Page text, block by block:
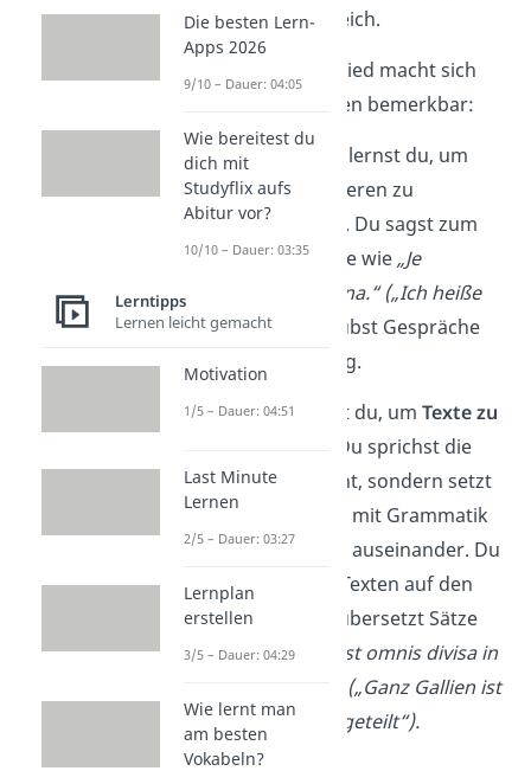
das römische Reich.
Dieser Unterschied macht sich
auch beim Lernen bemerkbar:
Französisch
lernst du, um
dich mit anderen zu
unterhalten . Du sagst zum
Beispiel Sätze wie„Je
m’appelle Lina.“ („Ich heiße
Lina.“)
und übst Gespräche
für den Alltag.
Latein lernst du, umTexte zu
. Du sprichst die
Sprache nicht, sondern setzt
dich intensiv mit Grammatik
und Satzbau auseinander. Du
gehst alten Texten auf den
Grund und übersetzt Sätze
wie„Gallia est omnis divisa in
(„Ganz Gallien ist
in drei Teile geteilt“).
Die besten Lern-
Apps 2026
9/10 – Dauer: 04:05
Wie bereitest du
dich mit
Studyflix aufs
Abitur vor?
10/10 – Dauer: 03:35
Lerntipps
Lernen leicht gemacht
Motivation
1/5 – Dauer: 04:51
Last Minute
Lernen
2/5 – Dauer: 03:27
Lernplan
erstellen
3/5 – Dauer: 04:29
Wie lernt man
am besten
Vokabeln?